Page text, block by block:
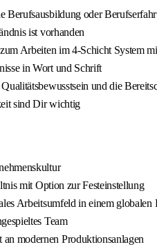
Berufsausbildung oder
ist vorhanden
Arbeiten im 4-Schicht System
in Wort und Schrift
und die
sind Dir wichtig
mit Option zur Festeinstellung
Arbeitsumfeld in einem globalen
Team
modernen Produktionsanlagen